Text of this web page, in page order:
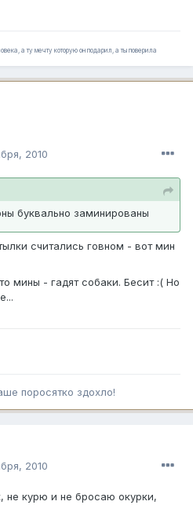
а ту мечту которую он подарил, а ты поверила
2010
буквально заминированы
считались говном - вот мин
мины - гадят собаки. Бесит :( Но
поросятко здохло!
2010
не курю и не бросаю окурки,